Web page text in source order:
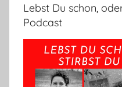
Lebst Du schon,
Podcast